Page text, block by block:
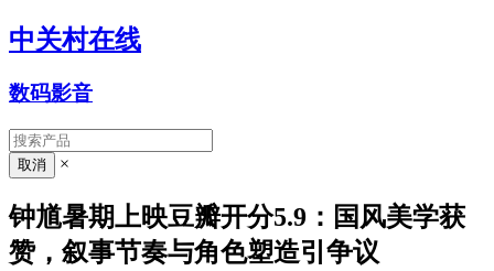
中关村在线
数码影音
×
钟馗暑期上映豆瓣开分5.9：国风美学获
赞，叙事节奏与角色塑造引争议